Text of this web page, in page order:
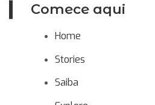
Comece aqui
Home
Stories
Saiba